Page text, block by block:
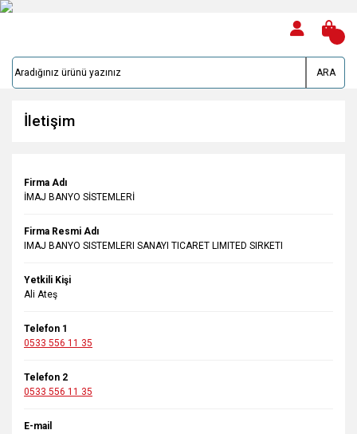
ARA
İletişim
Firma Adı
İMAJ BANYO SİSTEMLERİ
Firma Resmi Adı
IMAJ BANYO SISTEMLERI SANAYI TICARET LIMITED SIRKETI
Yetkili Kişi
Ali Ateş
Telefon 1
0533 556 11 35
Telefon 2
0533 556 11 35
E-mail